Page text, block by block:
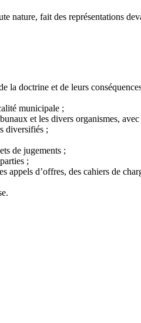
nature, fait des représentations
la doctrine et de leurs
municipale ;
et les divers organismes,
diversifiés ;
de jugements ;
;
d’offres, des cahiers de